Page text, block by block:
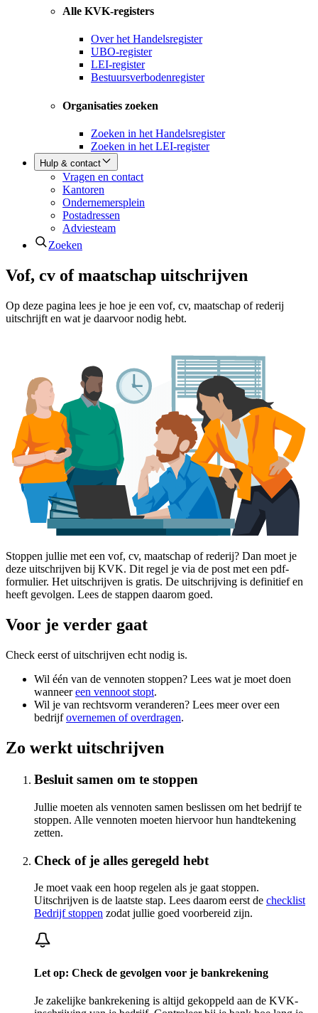
Alle KVK-registers
Over het Handelsregister
UBO-register
LEI-register
Bestuursverbodenregister
Organisaties zoeken
Zoeken in het Handelsregister
Zoeken in het LEI-register
Hulp & contact
Vragen en contact
Kantoren
Ondernemersplein
Postadressen
Adviesteam
Zoeken
Vof, cv of maatschap uitschrijven
Op deze pagina lees je hoe je een vof, cv, maatschap of rederij
uitschrijft en wat je daarvoor nodig hebt.
Stoppen jullie met een vof, cv, maatschap of rederij? Dan moet je
deze uitschrijven bij KVK. Dit regel je via de post met een pdf-
formulier. Het uitschrijven is gratis. De uitschrijving is definitief en
heeft gevolgen. Lees de stappen daarom goed.
Voor je verder gaat
Check eerst of uitschrijven echt nodig is.
Wil één van de vennoten stoppen? Lees wat je moet doen
wanneereen vennoot stopt.
Wil je van rechtsvorm veranderen? Lees meer over een
bedrijfovernemen of overdragen.
Zo werkt uitschrijven
Besluit samen om te stoppen
Jullie moeten als vennoten samen beslissen om het bedrijf te
stoppen. Alle vennoten moeten hiervoor hun handtekening
zetten.
Check of je alles geregeld hebt
Je moet vaak een hoop regelen als je gaat stoppen.
Uitschrijven is de laatste stap. Lees daarom eerst de checklist
Bedrijf stoppen zodat jullie goed voorbereid zijn.
Let op: Check de gevolgen voor je bankrekening
Je zakelijke bankrekening is altijd gekoppeld aan de KVK-